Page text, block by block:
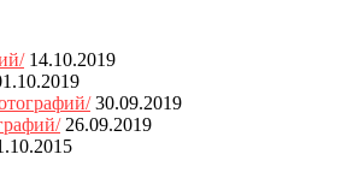
14.10.2019
30.09.2019
26.09.2019